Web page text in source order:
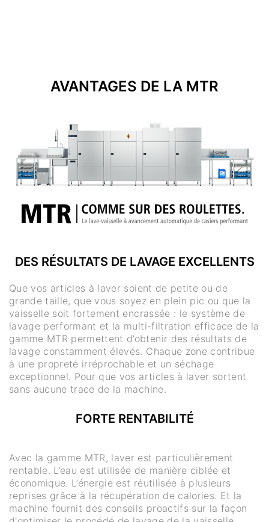
AVANTAGES DE LA MTR
DES RÉSULTATS DE LAVAGE EXCELLENTS
Que vos articles à laver soient de petite ou de
grande taille, que vous soyez en plein pic ou que la
vaisselle soit fortement encrassée : le système de
lavage performant et la multi-filtration efficace de la
gamme MTR permettent d’obtenir des résultats de
lavage constamment élevés. Chaque zone contribue
à une propreté irréprochable et un séchage
exceptionnel. Pour que vos articles à laver sortent
sans aucune trace de la machine.
FORTE RENTABILITÉ
Avec la gamme MTR, laver est particulièrement
rentable. L’eau est utilisée de manière ciblée et
économique. L’énergie est réutilisée à plusieurs
reprises grâce à la récupération de calories. Et la
machine fournit des conseils proactifs sur la façon